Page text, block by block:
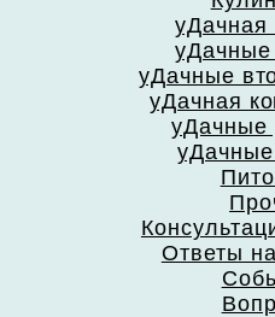
уДачная
уДачные
уДачные
уДачная
уДачные
уДачные
Ответы